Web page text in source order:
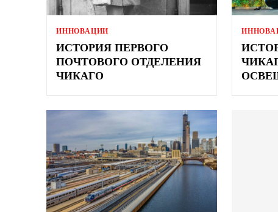
ИННОВАЦИИ
ИСТОРИЯ ПЕРВОГО
ПОЧТОВОГО ОТДЕЛЕНИЯ
ЧИКАГО